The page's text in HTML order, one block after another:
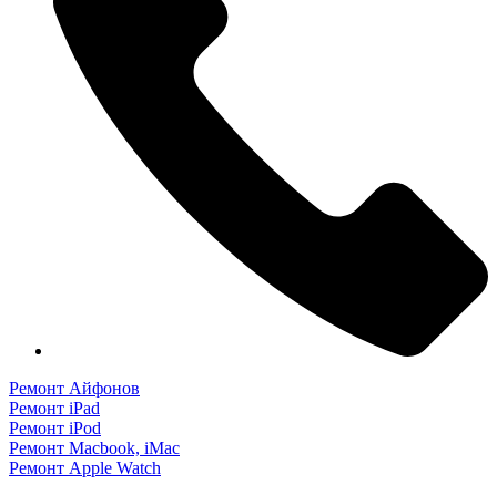
Ремонт Айфонов
Ремонт iPad
Ремонт iPod
Ремонт Macbook, iMac
Ремонт Apple Watch